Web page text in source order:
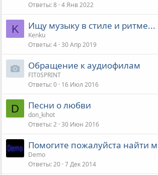
Ответы 8 4 Янв 2022
K Ищу музыку в стиле и ритме...
Kenku
Ответы 4 30 Апр 2019
Обращение к аудиофилам
FIT0SPRINT
Ответы 0 16 Июл 2016
D Песни о любви
don_kihot
Ответы 2 30 Июн 2016
Помогите пожалуйста найти
Demo
Ответы 20 7 Дек 2014